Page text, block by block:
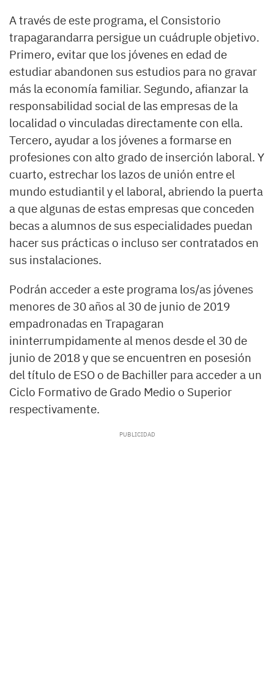
A través de este programa, el Consistorio
trapagarandarra persigue un cuádruple objetivo.
Primero, evitar que los jóvenes en edad de
estudiar abandonen sus estudios para no gravar
más la economía familiar. Segundo, afianzar la
responsabilidad social de las empresas de la
localidad o vinculadas directamente con ella.
Tercero, ayudar a los jóvenes a formarse en
profesiones con alto grado de inserción laboral. Y
cuarto, estrechar los lazos de unión entre el
mundo estudiantil y el laboral, abriendo la puerta
a que algunas de estas empresas que conceden
becas a alumnos de sus especialidades puedan
hacer sus prácticas o incluso ser contratados en
sus instalaciones.
Podrán acceder a este programa los/as jóvenes
menores de 30 años al 30 de junio de 2019
empadronadas en Trapagaran
ininterrumpidamente al menos desde el 30 de
junio de 2018 y que se encuentren en posesión
del título de ESO o de Bachiller para acceder a un
Ciclo Formativo de Grado Medio o Superior
respectivamente.